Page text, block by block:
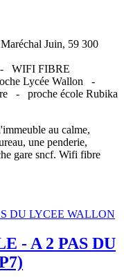
Juin, 59 300
- WIFI FIBRE
Lycée Wallon -
- proche école Rubika
au calme,
une penderie,
gare sncf. Wifi fibre
- A 2 PAS DU